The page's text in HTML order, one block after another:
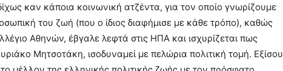
καν κάποια κοινωνική ατζέντα, για τον οποίο γνωρίζουμε
του ζωή (που ο ίδιος διαφήμισε με κάθε τρόπο), καθώς
Αθηνών, έβγαλε λεφτά στις ΗΠΑ και ισχυρίζεται πως
Μητσοτάκη, ισοδυναμεί με πελώρια πολιτική τομή. Εξίσου